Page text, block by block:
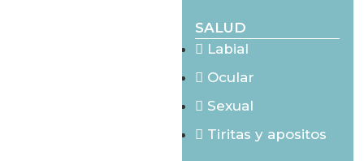
SALUD
Labial
Ocular
Sexual
Tiritas y apositos